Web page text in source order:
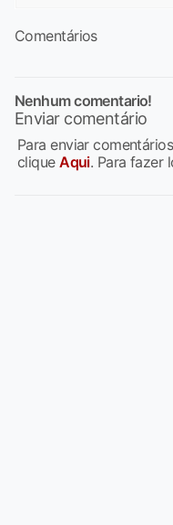
Comentários
Nenhum comentario!
Enviar comentário
Para enviar
cliqueAqui. Para fazer